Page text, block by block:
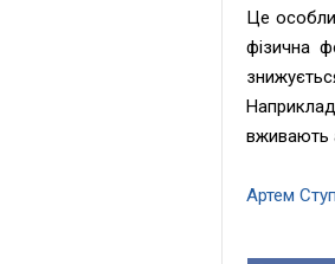
Це
фізична
вживають
Артем